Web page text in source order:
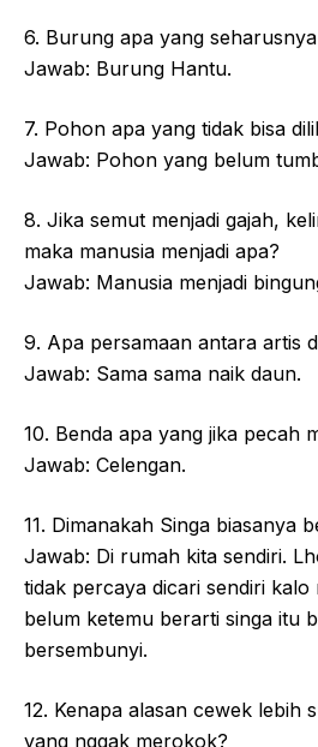
6. Burung apa yang
Jawab: Burung Hantu.
7. Pohon apa yang tidak bisa
Jawab: Pohon yang belum
8. Jika semut menjadi gajah,
maka manusia menjadi apa?
Jawab: Manusia menjadi
9. Apa persamaan antara artis
Jawab: Sama sama naik daun.
10. Benda apa yang jika pecah
Jawab: Celengan.
11. Dimanakah Singa biasanya
Jawab: Di rumah kita sendiri.
tidak percaya dicari sendiri kalo
belum ketemu berarti singa itu
bersembunyi.
12. Kenapa alasan cewek lebih
yang nggak merokok?